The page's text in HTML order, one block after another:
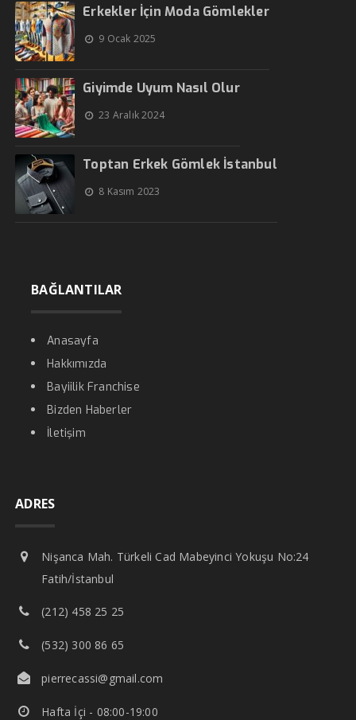
Erkekler İçin Moda Gömlekler
9 Ocak 2025
Giyimde Uyum Nasıl Olur
23 Aralık 2024
Toptan Erkek Gömlek İstanbul
8 Kasım 2023
BAĞLANTILAR
Anasayfa
Hakkımızda
Bayiilik Franchise
Bizden Haberler
İletişim
ADRES
Nişanca Mah. Türkeli Cad Mabeyinci Yokuşu No:24
Fatih/İstanbul
(212) 458 25 25
(532) 300 86 65
pierrecassi@gmail.com
Hafta İçi - 08:00-19:00